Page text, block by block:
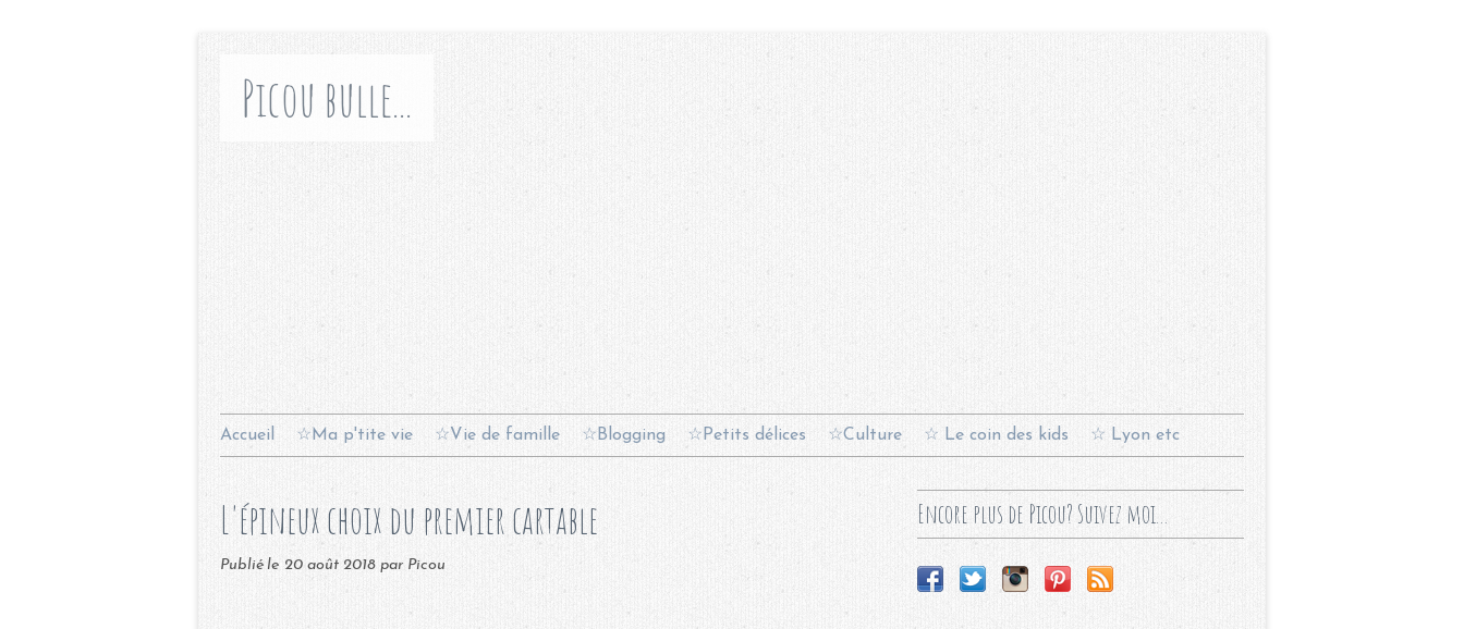
Picou bulle...
Accueil ☆Ma p'tite vie ☆Vie de famille ☆Blogging ☆Petits délices ☆Culture ☆ Le coin des kids ☆ Lyon etc
L'épineux choix du premier cartable
Publié le 20 août 2018 par Picou
Encore plus de Picou? Suivez moi...